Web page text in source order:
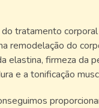
tratamento corporal
remodelação do
elastina, firmeza da
e a tonificação